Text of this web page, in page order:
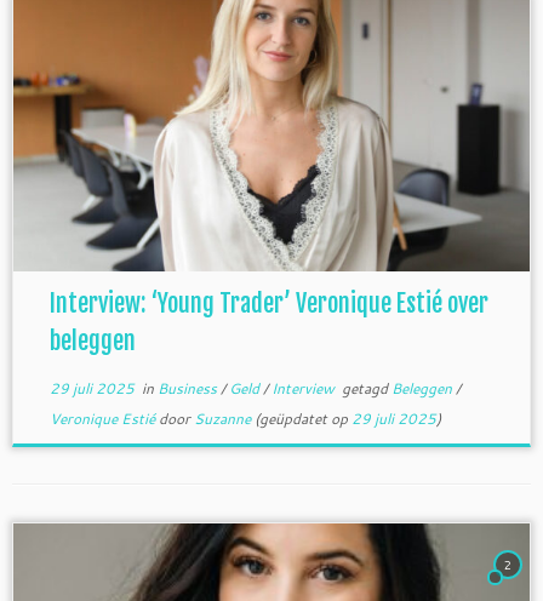
Interview: ‘Young Trader’ Veronique Estié over
beleggen
29 juli 2025in Business/Geld/Interview getagdBeleggen/
Veronique EstiédoorSuzanne(geüpdatet op 29 juli 2025)
2